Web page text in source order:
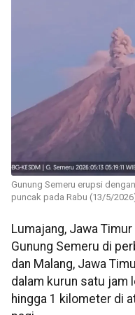
Gunung Semeru erupsi
puncak pada Rabu (13/5/
Lumajang, Jawa Timur
Gunung Semeru di
dan Malang, Jawa
dalam kurun satu jam
hingga 1 kilometer di